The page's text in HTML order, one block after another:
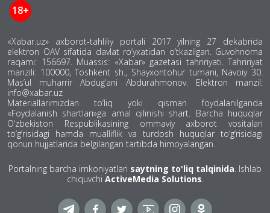
18+
«Xabar.uz» axborot-tahliliy portali 2017 yilning 27 dekabrida
elektron OAV sifatida davlat ro‘yxatidan o‘tkazilgan. Guvohnoma
raqami: 156697. Muassis: «Xabar» gazetasi tahririyati. Tahririyat
manzili: 100000, Toshkent sh., Shayxontohur tumani, Navoiy 30.
Mas’ul muharrir Abdug‘ani Abdurahmonov. Elektron manzil:
info@xabar.uz
Materiallarimizdan to‘liq yoki qisman foydalanilganda
«Foydalanish shartlari»ga amal qilinishi shart. Barcha huquqlar
O‘zbekiston Respublikasining ommaviy axborot vositalari
to‘g‘risidagi hamda mualliflik va turdosh huquqlar to‘g‘risidagi
qonun hujjatlarida belgilangan tartibda himoyalangan.
Portalning barcha imkoniyatlari saytning to'liq talqinida. Ishlab
chiquvchi ActiveMedia Solutions.